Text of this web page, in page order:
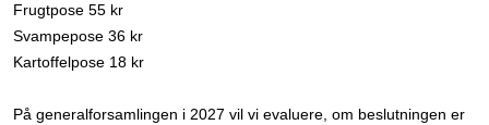
Frugtpose 55 kr
Svampepose 36 kr
Kartoffelpose 18 kr
På generalforsamlingen i 2027 vil vi evaluere, om beslutningen er